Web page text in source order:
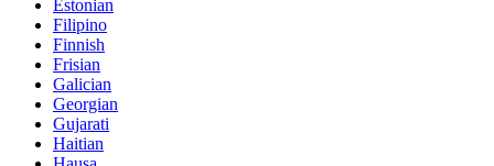
Estonian
Filipino
Finnish
Frisian
Galician
Georgian
Gujarati
Haitian